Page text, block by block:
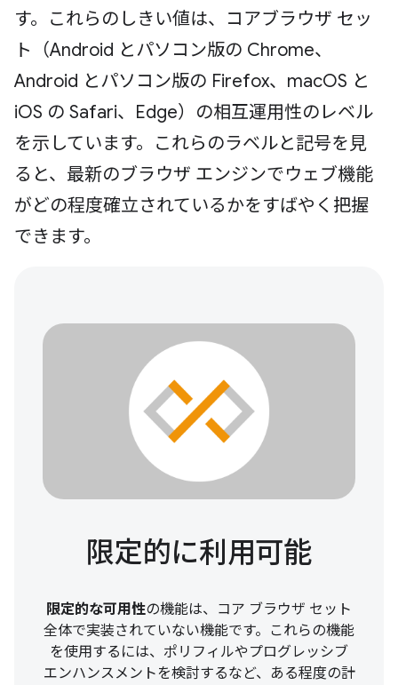
す。これらのしきい値は、コアブラウザ セッ
ト（Android とパソコン版の Chrome、
Android とパソコン版の Firefox、macOS と
iOS の Safari、Edge）の相互運用性のレベル
を示しています。これらのラベルと記号を見
ると、最新のブラウザ エンジンでウェブ機能
がどの程度確立されているかをすばやく把握
できます。
限定的に利用可能
限定的な可用性の機能は、コア ブラウザ セット
全体で実装されていない機能です。これらの機能
を使用するには、ポリフィルやプログレッシブ
エンハンスメントを検討するなど、ある程度の計